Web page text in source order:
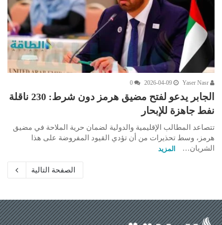
2026-04-09
0
الجابر يدعو لفتح مضيق هرمز دون شرط: 230 ناقلة
نفط جاهزة للإبحار
تتصاعد المطالب الإقليمية والدولية لضمان حرية الملاحة في مضيق
هرمز، وسط تحذيرات من أن تؤدي القيود المفروضة على هذا
الشريان…
المزيد
الصفحة التالية